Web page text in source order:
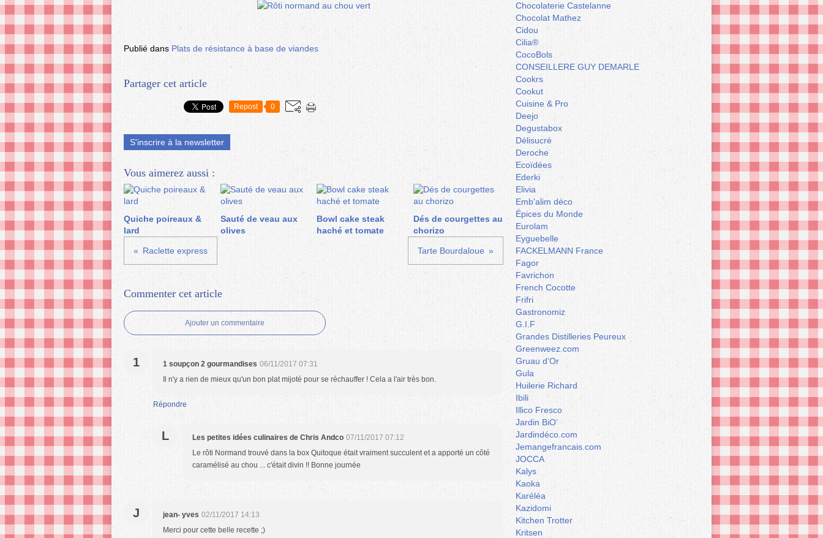
Publié dans Plats de résistance à base de viandes
Partager cet article
Repost 0
S'inscrire à la newsletter
Vous aimerez aussi :
Quiche poireaux &
lard
Sauté de veau aux
olives
Bowl cake steak
haché et tomate
Dés de courgettes au
chorizo
Raclette express Tarte Bourdaloue
Commenter cet article
Ajouter un commentaire
1 1 soupçon 2 gourmandises 06/11/2017 07:31
Il n'y a rien de mieux qu'un bon plat mijoté pour se réchauffer ! Cela a l'air très bon.
Répondre
L Les petites idées culinaires de Chris Andco 07/11/2017 07:12
Le rôti Normand trouvé dans la box Quitoque était vraiment succulent et a apporté un côté
caramélisé au chou ... c'était divin !! Bonne journée
J jean- yves 02/11/2017 14:13
Merci pour cette belle recette ;)
Chocolaterie Castelanne
Chocolat Mathez
Cidou
Cilia®
CocoBols
CONSEILLERE GUY DEMARLE
Cookrs
Cookut
Cuisine & Pro
Deejo
Degustabox
Délisucré
Deroche
Ecoïdées
Ederki
Elivia
Emb'alim déco
Épices du Monde
Eurolam
Eyguebelle
FACKELMANN France
Fagor
Favrichon
French Cocotte
Frifri
Gastronomiz
G.I.F
Grandes Distilleries Peureux
Greenweez.com
Gruau d’Or
Gula
Huilerie Richard
Ibili
Illico Fresco
Jardin BiO’
Jardindéco.com
Jemangefrancais.com
JOCCA
Kalys
Kaoka
Karéléa
Kazidomi
Kitchen Trotter
Kritsen